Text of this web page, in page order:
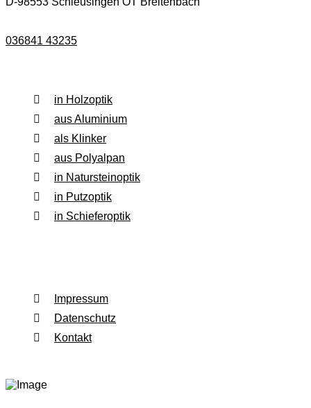
036841 43235
in Holzoptik
aus Aluminium
als Klinker
aus Polyalpan
in Natursteinoptik
in Putzoptik
in Schieferoptik
Impressum
Datenschutz
Kontakt